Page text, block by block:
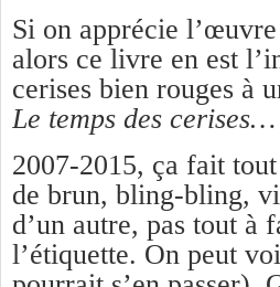
Si on apprécie
alors ce livre en est
cerises bien rouges à
Le temps des
2007-2015, ça fait
de brun, bling-bling,
d’un autre, pas tout à
l’étiquette. On peut